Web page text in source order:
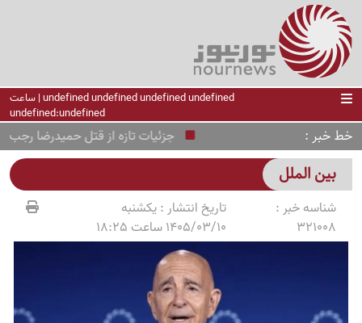
undefined undefined undefined undefined | ساعت
undefined:undefined
خط خبر جزئیات تازه از قتل حمیدرضا
بین الملل
شناسه خبر :
321008
تاریخ انتشار :یکشنبه
1405/03/10 ساعت 18:25